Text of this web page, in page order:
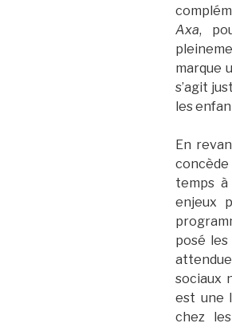
Axa,
marque
s’agit
les
En
concède
temps à
enjeux
posé
sociaux
est une
chez